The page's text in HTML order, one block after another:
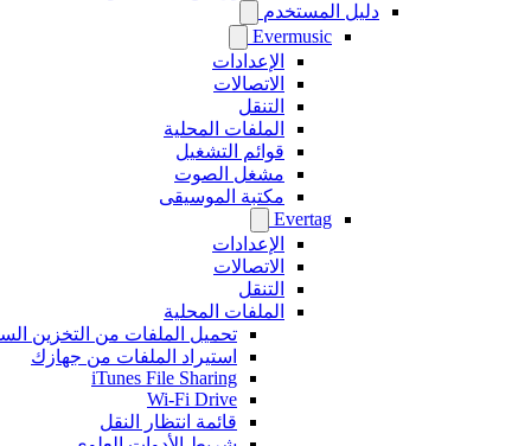
دليل المستخدم
Evermusic
الإعدادات
الاتصالات
التنقل
الملفات المحلية
قوائم التشغيل
مشغل الصوت
مكتبة الموسيقى
Evertag
الإعدادات
الاتصالات
التنقل
الملفات المحلية
تحميل الملفات من التخزين
استيراد الملفات من جهازك
iTunes File Sharing
Wi-Fi Drive
قائمة انتظار النقل